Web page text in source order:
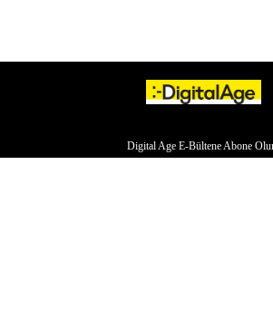
Digital Age E-Bültene Abone